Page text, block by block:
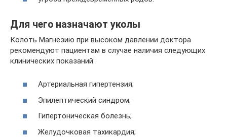
Для чего назначают уколы
Колоть Магнезию при высоком давлении доктора
рекомендуют пациентам в случае наличия следующих
клинических показаний:
Артериальная гипертензия;
Эпилептический синдром;
Гипертоническая болезнь;
Желудочковая тахикардия;